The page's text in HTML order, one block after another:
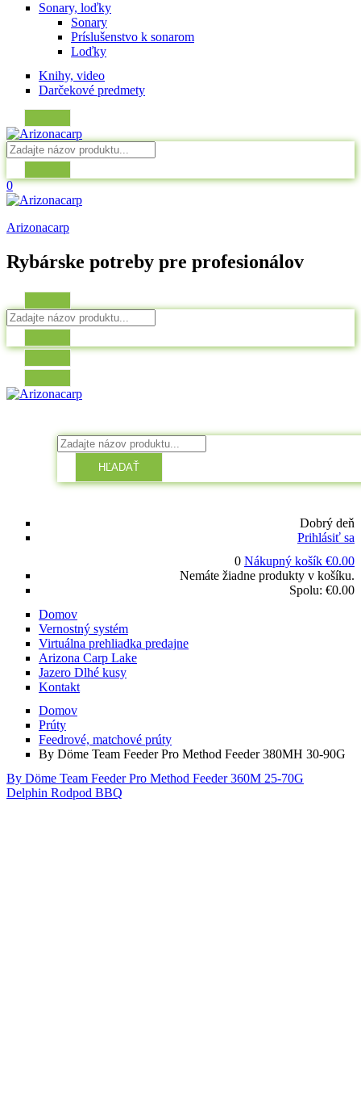
Sonary, loďky
Sonary
Príslušenstvo k sonarom
Loďky
Knihy, video
Darčekové predmety
0
Arizonacarp
Rybárske potreby pre profesionálov
HĽADAŤ
Dobrý deň
Prihlásiť sa
0 Nákupný košík €0.00
Nemáte žiadne produkty v košíku.
Spolu: €0.00
Domov
Vernostný systém
Virtuálna prehliadka predajne
Arizona Carp Lake
Jazero Dlhé kusy
Kontakt
Domov
Prúty
Feedrové, matchové prúty
By Döme Team Feeder Pro Method Feeder 380MH 30-90G
By Döme Team Feeder Pro Method Feeder 360M 25-70G
Delphin Rodpod BBQ